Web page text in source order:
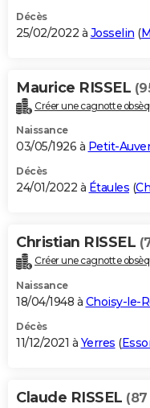
Décès
25/02/2022 à Josselin (
Maurice RISSEL
Créer une cagnotte
Naissance
03/05/1926 à Petit-
Décès
24/01/2022 à Étaules (
Christian RISSEL
Créer une cagnotte
Naissance
18/04/1948 à Choisy-le-
Décès
11/12/2021 à Yerres (
Claude RISSEL (87